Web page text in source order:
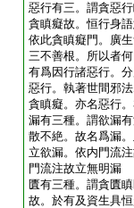
惡行有三。謂貪惡
貪瞋癡故。恒行身
依此貪瞋癡門。廣
三不善根。所以者
有爲因行諸惡行。
惡行。執著世間邪
貪瞋癡。亦名惡行
漏有三種。謂欲漏
散不絶。故名爲漏
立欲漏。依内門流
門流注故立無明漏
匱有三種。謂貪匱
故。於有及資生具